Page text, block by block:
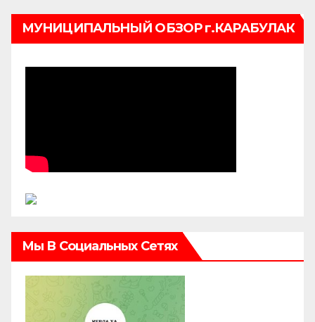
МУНИЦИПАЛЬНЫЙ ОБЗОР г.КАРАБУЛАК
Мы В Социальных Сетях